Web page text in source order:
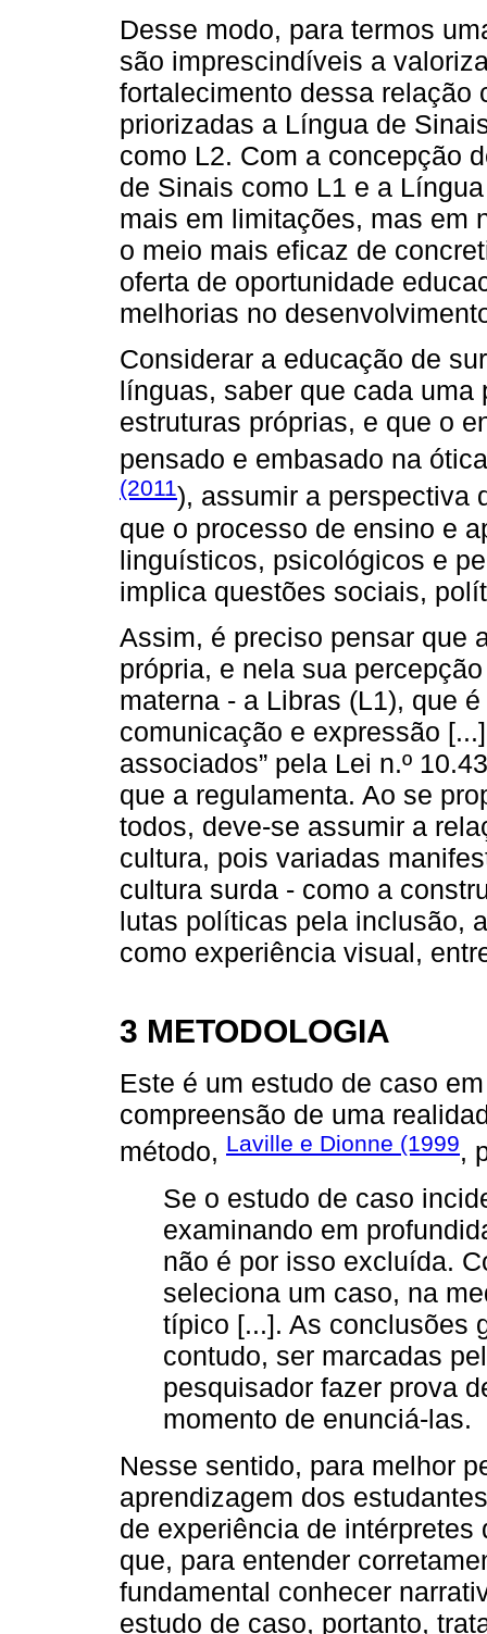
Desse modo, para termos
são imprescindíveis a
fortalecimento dessa relação
priorizadas a Língua de
como L2. Com a concepção
de Sinais como L1 e a
mais em limitações, mas em
o meio mais eficaz de
oferta de oportunidade
melhorias no
Considerar a educação de
línguas, saber que cada
estruturas próprias, e que o
pensado e embasado na
(2011), assumir a perspectiva
que o processo de ensino e
linguísticos, psicológicos e
implica questões sociais,
Assim, é preciso pensar que
própria, e nela sua
materna - a Libras (L1), que
comunicação e expressão
associados” pela Lei n.º
que a regulamenta. Ao se
todos, deve-se assumir a
cultura, pois variadas
cultura surda - como a
lutas políticas pela inclusão,
como experiência visual,
3 METODOLOGIA
Este é um estudo de caso
compreensão de uma
método, Laville e Dionne (1999,
Se o estudo de caso
examinando em
não é por isso excluída.
seleciona um caso, na
típico [...]. As conclusões
contudo, ser marcadas
pesquisador fazer prova
momento de enunciá-las.
Nesse sentido, para melhor
aprendizagem dos
de experiência de
que, para entender
fundamental conhecer
estudo de caso, portanto,